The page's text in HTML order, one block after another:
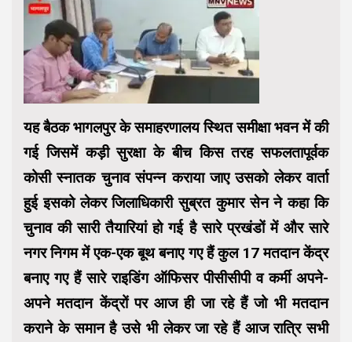
यह बैठक भागलपुर के समाहरणालय स्थित समीक्षा भवन में की
गई जिसमें कड़ी सुरक्षा के बीच किस तरह सफलतापूर्वक
कोसी स्नातक चुनाव संपन्न कराया जाए उसको लेकर वार्ता
हुई इसको लेकर जिलाधिकारी सुब्रत कुमार सेन ने कहा कि
चुनाव की सारी तैयारियां हो गई है सारे प्रखंडों में और सारे
नगर निगम में एक-एक बूथ बनाए गए हैं कुल 17 मतदान केंद्र
बनाए गए हैं सारे राइडिंग ऑफिसर पीसीसीपी व कर्मी अपने-
अपने मतदान केंद्रों पर आज ही जा रहे हैं जो भी मतदान
कराने के समान है उसे भी लेकर जा रहे हैं आज रात्रि सभी